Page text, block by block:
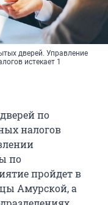
дверей. Управление
истекает 1
по
налогов
по
пройдет в
Амурской, а